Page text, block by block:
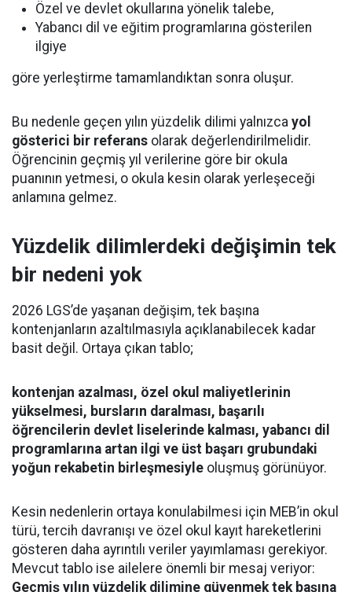
Özel ve devlet okullarına yönelik talebe,
Yabancı dil ve eğitim programlarına gösterilen
ilgiye
göre yerleştirme tamamlandıktan sonra oluşur.
Bu nedenle geçen yılın yüzdelik dilimi yalnızca yol
gösterici bir referans olarak değerlendirilmelidir.
Öğrencinin geçmiş yıl verilerine göre bir okula
puanının yetmesi, o okula kesin olarak yerleşeceği
anlamına gelmez.
Yüzdelik dilimlerdeki değişimin tek
bir nedeni yok
2026 LGS’de yaşanan değişim, tek başına
kontenjanların azaltılmasıyla açıklanabilecek kadar
basit değil. Ortaya çıkan tablo;
kontenjan azalması, özel okul maliyetlerinin
yükselmesi, bursların daralması, başarılı
öğrencilerin devlet liselerinde kalması, yabancı dil
programlarına artan ilgi ve üst başarı grubundaki
yoğun rekabetin birleşmesiyle oluşmuş görünüyor.
Kesin nedenlerin ortaya konulabilmesi için MEB’in okul
türü, tercih davranışı ve özel okul kayıt hareketlerini
gösteren daha ayrıntılı veriler yayımlaması gerekiyor.
Mevcut tablo ise ailelere önemli bir mesaj veriyor:
Geçmiş yılın yüzdelik dilimine güvenmek tek başına